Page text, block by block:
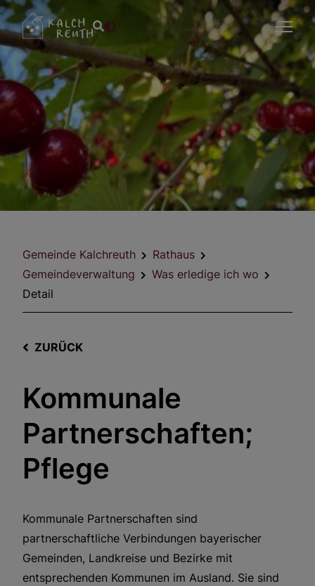
Gemeinde Kalchreuth
Rathaus
Gemeindeverwaltung
Was erledige ich wo
Detail
ZURÜCK
Kommunale
Partnerschaften;
Pflege
Kommunale Partnerschaften sind
partnerschaftliche Verbindungen bayerischer
Gemeinden, Landkreise und Bezirke mit
entsprechenden Kommunen im Ausland. Sie sind